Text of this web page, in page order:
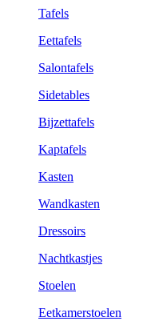
Tafels
Eettafels
Salontafels
Sidetables
Bijzettafels
Kaptafels
Kasten
Wandkasten
Dressoirs
Nachtkastjes
Stoelen
Eetkamerstoelen